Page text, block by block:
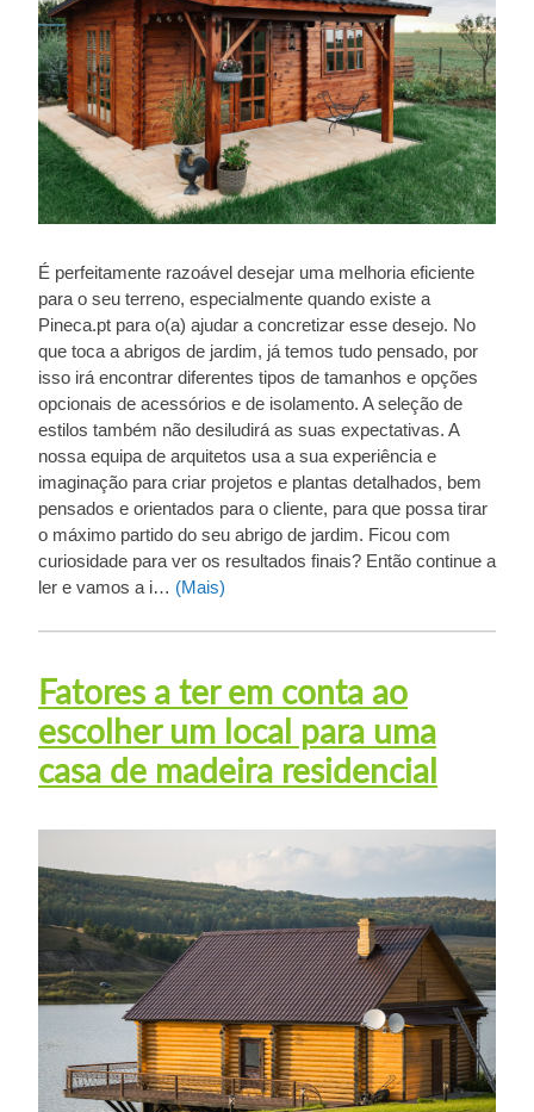
É perfeitamente razoável desejar uma melhoria eficiente
para o seu terreno, especialmente quando existe a
Pineca.pt para o(a) ajudar a concretizar esse desejo. No
que toca a abrigos de jardim, já temos tudo pensado, por
isso irá encontrar diferentes tipos de tamanhos e opções
opcionais de acessórios e de isolamento. A seleção de
estilos também não desiludirá as suas expectativas. A
nossa equipa de arquitetos usa a sua experiência e
imaginação para criar projetos e plantas detalhados, bem
pensados e orientados para o cliente, para que possa tirar
o máximo partido do seu abrigo de jardim. Ficou com
curiosidade para ver os resultados finais? Então continue a
ler e vamos a i… (Mais)
Fatores a ter em conta ao
escolher um local para uma
casa de madeira residencial